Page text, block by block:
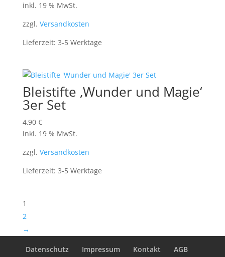
inkl. 19 % MwSt.
zzgl. Versandkosten
Lieferzeit: 3-5 Werktage
Bleistifte ‚Wunder und Magie‘
3er Set
4,90 €
inkl. 19 % MwSt.
zzgl. Versandkosten
Lieferzeit: 3-5 Werktage
1
2
→
Datenschutz Impressum Kontakt
AGB